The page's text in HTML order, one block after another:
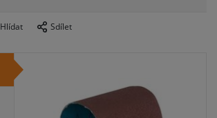
Hlídat Sdílet